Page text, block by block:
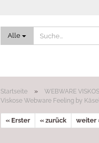
Alle
Startseite » WEBWARE
Viskose Webware Feeling by
« Erster « zurück weiter